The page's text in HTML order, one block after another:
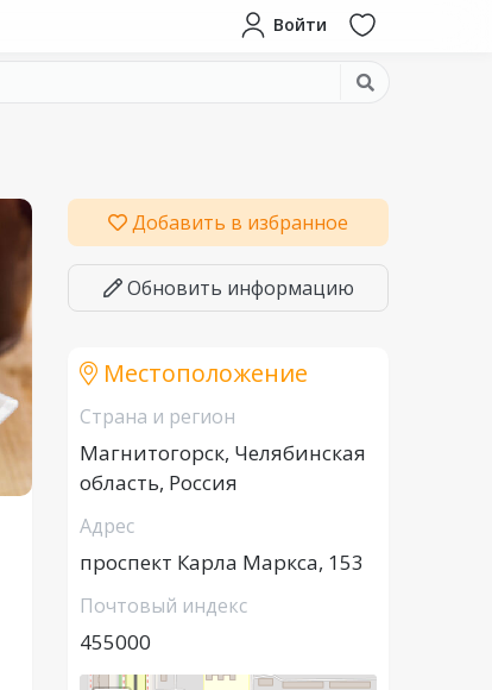
Войти
Добавить в избранное
Обновить информацию
Местоположение
Страна и регион
Магнитогорск, Челябинская
область, Россия
Адрес
проспект Карла Маркса, 153
Почтовый индекс
455000